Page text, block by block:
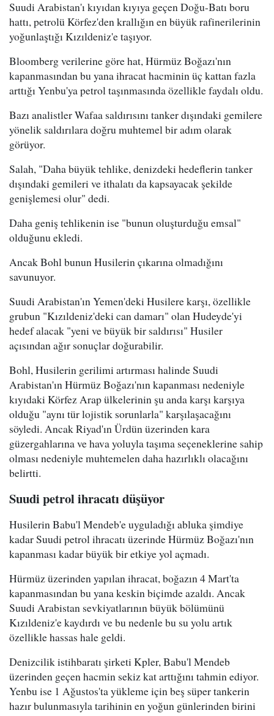
Suudi Arabistan'ı kıyıdan kıyıya geçen Doğu-Batı boru
hattı, petrolü Körfez'den krallığın en büyük rafinerilerinin
yoğunlaştığı Kızıldeniz'e taşıyor.
Bloomberg verilerine göre hat, Hürmüz Boğazı'nın
kapanmasından bu yana ihracat hacminin üç kattan fazla
arttığı Yenbu'ya petrol taşınmasında özellikle faydalı oldu.
Bazı analistler Wafaa saldırısını tanker dışındaki gemilere
yönelik saldırılara doğru muhtemel bir adım olarak
görüyor.
Salah, "Daha büyük tehlike, denizdeki hedeflerin tanker
dışındaki gemileri ve ithalatı da kapsayacak şekilde
genişlemesi olur" dedi.
Daha geniş tehlikenin ise "bunun oluşturduğu emsal"
olduğunu ekledi.
Ancak Bohl bunun Husilerin çıkarına olmadığını
savunuyor.
Suudi Arabistan'ın Yemen'deki Husilere karşı, özellikle
grubun "Kızıldeniz'deki can damarı" olan Hudeyde'yi
hedef alacak "yeni ve büyük bir saldırısı" Husiler
açısından ağır sonuçlar doğurabilir.
Bohl, Husilerin gerilimi artırması halinde Suudi
Arabistan'ın Hürmüz Boğazı'nın kapanması nedeniyle
kıyıdaki Körfez Arap ülkelerinin şu anda karşı karşıya
olduğu "aynı tür lojistik sorunlarla" karşılaşacağını
söyledi. Ancak Riyad'ın Ürdün üzerinden kara
güzergahlarına ve hava yoluyla taşıma seçeneklerine sahip
olması nedeniyle muhtemelen daha hazırlıklı olacağını
belirtti.
Suudi petrol ihracatı düşüyor
Husilerin Babu'l Mendeb'e uyguladığı abluka şimdiye
kadar Suudi petrol ihracatı üzerinde Hürmüz Boğazı'nın
kapanması kadar büyük bir etkiye yol açmadı.
Hürmüz üzerinden yapılan ihracat, boğazın 4 Mart'ta
kapanmasından bu yana keskin biçimde azaldı. Ancak
Suudi Arabistan sevkiyatlarının büyük bölümünü
Kızıldeniz'e kaydırdı ve bu nedenle bu su yolu artık
özellikle hassas hale geldi.
Denizcilik istihbaratı şirketi Kpler, Babu'l Mendeb
üzerinden geçen hacmin sekiz kat arttığını tahmin ediyor.
Yenbu ise 1 Ağustos'ta yükleme için beş süper tankerin
hazır bulunmasıyla tarihinin en yoğun günlerinden birini